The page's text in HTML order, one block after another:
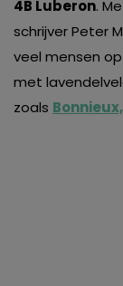
4B Luberon.
schrijver Peter
veel mensen
met
zoals